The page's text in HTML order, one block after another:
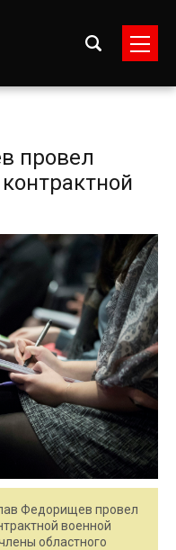
провел
Федорищев провел
военной
областного